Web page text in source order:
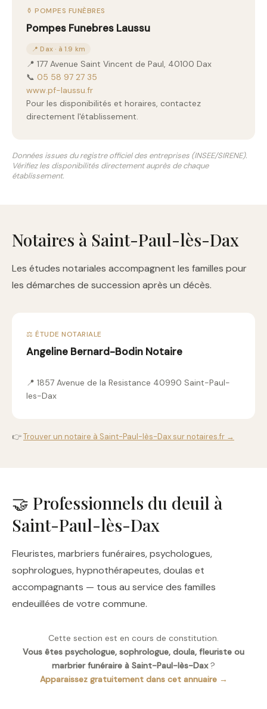
⚱️ POMPES FUNÈBRES
Pompes Funebres Laussu
📍 Dax · à 1.9 km
📍 177 Avenue Saint Vincent de Paul, 40100 Dax
📞 05 58 97 27 35
www.pf-laussu.fr
Pour les disponibilités et horaires, contactez
directement l'établissement.
Données issues du registre officiel des entreprises (INSEE/SIRENE).
Vérifiez les disponibilités directement auprès de chaque
établissement.
Notaires à Saint-Paul-lès-Dax
Les études notariales accompagnent les familles pour
les démarches de succession après un décès.
⚖️ ÉTUDE NOTARIALE
Angeline Bernard-Bodin Notaire
📍 1857 Avenue de la Resistance 40990 Saint-Paul-
les-Dax
👉Trouver un notaire à Saint-Paul-lès-Dax sur notaires.fr →
🤝 Professionnels du deuil à
Saint-Paul-lès-Dax
Fleuristes, marbriers funéraires, psychologues,
sophrologues, hypnothérapeutes, doulas et
accompagnants — tous au service des familles
endeuillées de votre commune.
Cette section est en cours de constitution.
Vous êtes psychologue, sophrologue, doula, fleuriste ou
marbrier funéraire à Saint-Paul-lès-Dax?
Apparaissez gratuitement dans cet annuaire →